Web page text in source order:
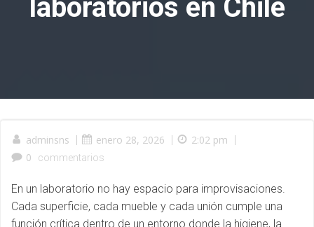
laboratorios en Chile
adminsns | enero 28, 2026 | 2:02 pm |
0
commentarios
En un laboratorio no hay espacio para improvisaciones.
Cada superficie, cada mueble y cada unión cumple una
función crítica dentro de un entorno donde la higiene, la